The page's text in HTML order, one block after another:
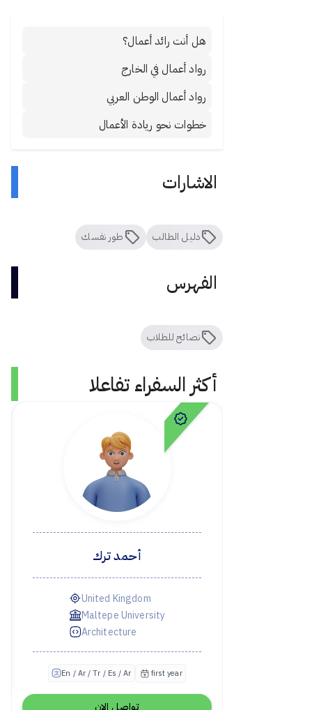
هل أنت رائد أعمال؟
رواد أعمال في الخارج
رواد أعمال الوطن العربي
خطوات نحو ريادة الأعمال
الاشارات
دليل الطالب طور نفسك
الفهرس
نصائح للطلاب
أكثر السفراء تفاعلا
أحمد ترك
United Kingdom
Maltepe University
Architecture
En / Ar / Tr / Es / Ar first year
تواصل الان